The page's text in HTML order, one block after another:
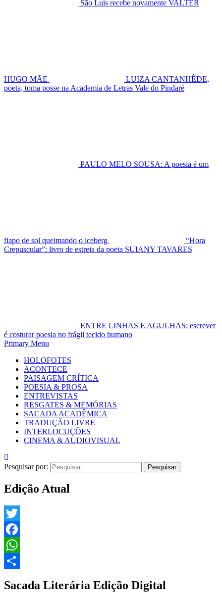
São Luís recebe novamente VALTER
HUGO MÃE
LUIZA CANTANHÊDE,
poeta, toma posse na Academia de Letras Vale do Pindaré
PAULO MELO SOUSA: A poesia é um
fiapo de sol queimando o iceberg
“Hora
Crepuscular”: livro de estreia da poeta SUIANY TAVARES
ENTRE LINHAS E AGULHAS: escrever
é costurar poesia no frágil tecido humano
Primary Menu
HOLOFOTES
ACONTECE
PAISAGEM CRÍTICA
POESIA & PROSA
ENTREVISTAS
RESGATES & MEMÓRIAS
SACADA ACADÊMICA
TRADUÇÃO LIVRE
INTERLOCUÇÕES
CINEMA & AUDIOVISUAL
Pesquisar por:
Edição Atual
Twitter
Facebook
WhatsApp
Sacada Literária Edição Digital